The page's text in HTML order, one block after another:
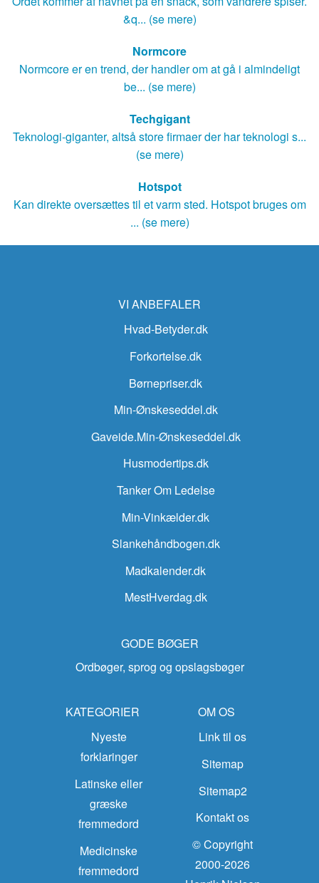
&q... (se mere)
Normcore
Normcore er en trend, der handler om at gå i almindeligt
be... (se mere)
Techgigant
Teknologi-giganter, altså store firmaer der har teknologi s...
(se mere)
Hotspot
Kan direkte oversættes til et varm sted. Hotspot bruges om
... (se mere)
VI ANBEFALER
Hvad-Betyder.dk
Forkortelse.dk
Børnepriser.dk
Min-Ønskeseddel.dk
Gaveide.Min-Ønskeseddel.dk
Husmodertips.dk
Tanker Om Ledelse
Min-Vinkælder.dk
Slankehåndbogen.dk
Madkalender.dk
MestHverdag.dk
GODE BØGER
Ordbøger, sprog og opslagsbøger
KATEGORIER
Nyeste
forklaringer
Latinske eller
græske
fremmedord
Medicinske
fremmedord
OM OS
Link til os
Sitemap
Sitemap2
Kontakt os
© Copyright
2000-2026